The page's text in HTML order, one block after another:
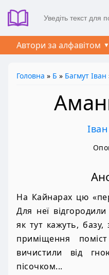
Автори за алфавітом
Головна » Б » Багмут Іван
На Кайнарах цю
Для неї
як тут кажуть,
приміщення
вичистили від
пісочком...